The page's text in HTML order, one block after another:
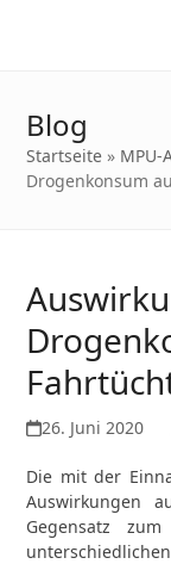
Blog
Startseite » MPU-
Drogenkonsum
26. Juni 2020
Die mit der
Auswirkungen
Gegensatz